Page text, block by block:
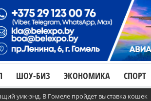
ШОУ-БИЗ ЭКОНОМИКА СПОРТ
уик-энд. В Гомеле пройдет выставка кошек